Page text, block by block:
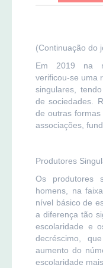
(Continuação do
Em 2019 na
verificou-se uma
singulares,
de sociedades.
de outras formas
associações,
Produtores
Os produtores
homens, na
nível básico de
a diferença tão
escolaridade e
decréscimo,
aumento do
escolaridade